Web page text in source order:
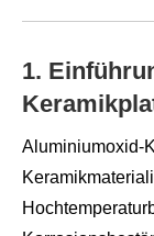
1.
Aluminiumoxid-